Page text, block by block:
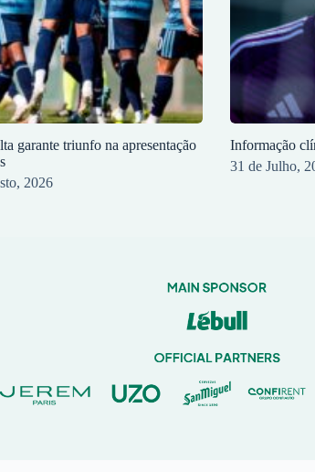
garante triunfo na apresentação
2026
Informação
31 de Julho,